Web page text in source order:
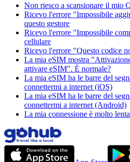
Non riesco a scansionare il mio
Ricevo l'errore "Impossibile
questo gestore
Ricevo l'errore "Impossibile
cellulare
Ricevo l'errore "Questo codice
La mia eSIM mostra
attivare eSIM". È normale?
La mia eSIM ha le barre del
connettermi a internet (iOS)
La mia eSIM ha le barre del
connettermi a internet (Android)
La mia connessione è molto